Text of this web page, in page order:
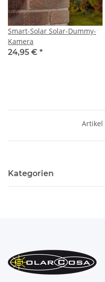
Smart-Solar Solar-Dummy-
Kamera
24,95 € *
Artikel
Kategorien